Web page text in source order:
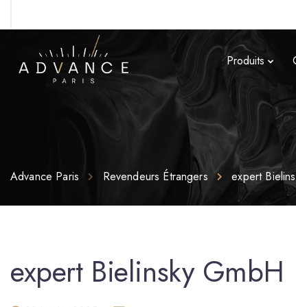
Produits
Advance Paris Revendeurs Étrangers expert
expert Bielinsky GmbH